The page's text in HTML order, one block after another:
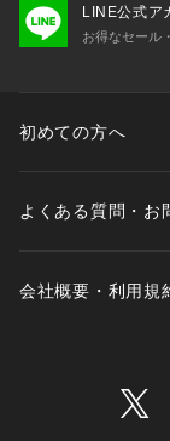
LINE公式ア
お得なセール
初めての方へ
よくある質問・お
会社概要・利用規